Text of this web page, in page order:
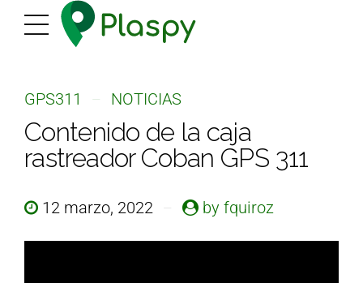
GPS311 NOTICIAS
Contenido de la caja
rastreador Coban GPS 311
12 marzo, 2022 by fquiroz